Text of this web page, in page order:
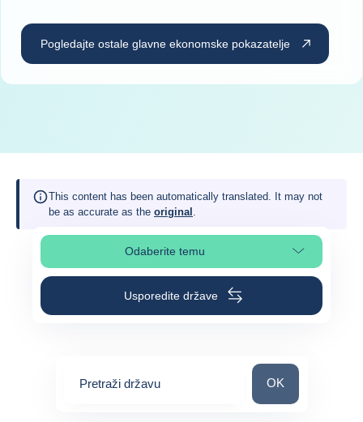
Pogledajte ostale glavne ekonomske pokazatelje
This content has been automatically translated. It may not
be as accurate as the original .
Odaberite temuOdaberite odjeljak na stranici
Usporedite države
Pretraži državu Pretraži državu
OK